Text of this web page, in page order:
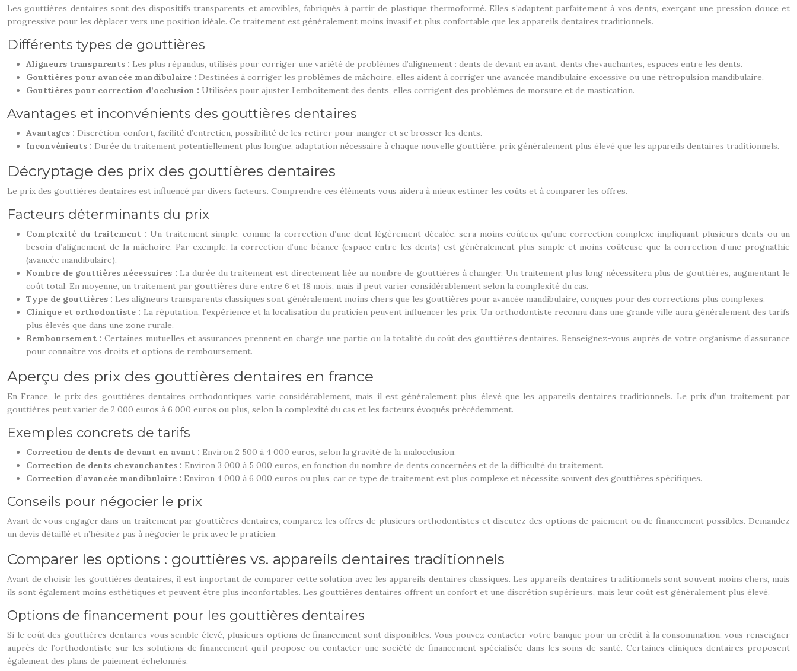
Les gouttières dentaires sont des dispositifs transparents et amovibles, fabriqués à partir de plastique thermoformé. Elles s’adaptent parfaitement à vos dents, exerçant une pression douce et
progressive pour les déplacer vers une position idéale. Ce traitement est généralement moins invasif et plus confortable que les appareils dentaires traditionnels.
Différents types de gouttières
Aligneurs transparents : Les plus répandus, utilisés pour corriger une variété de problèmes d’alignement : dents de devant en avant, dents chevauchantes, espaces entre les dents.
Gouttières pour avancée mandibulaire : Destinées à corriger les problèmes de mâchoire, elles aident à corriger une avancée mandibulaire excessive ou une rétropulsion mandibulaire.
Gouttières pour correction d’occlusion : Utilisées pour ajuster l’emboîtement des dents, elles corrigent des problèmes de morsure et de mastication.
Avantages et inconvénients des gouttières dentaires
Avantages : Discrétion, confort, facilité d’entretien, possibilité de les retirer pour manger et se brosser les dents.
Inconvénients : Durée du traitement potentiellement plus longue, adaptation nécessaire à chaque nouvelle gouttière, prix généralement plus élevé que les appareils dentaires traditionnels.
Décryptage des prix des gouttières dentaires
Le prix des gouttières dentaires est influencé par divers facteurs. Comprendre ces éléments vous aidera à mieux estimer les coûts et à comparer les offres.
Facteurs déterminants du prix
Complexité du traitement : Un traitement simple, comme la correction d’une dent légèrement décalée, sera moins coûteux qu’une correction complexe impliquant plusieurs dents ou un
besoin d’alignement de la mâchoire. Par exemple, la correction d’une béance (espace entre les dents) est généralement plus simple et moins coûteuse que la correction d’une prognathie
(avancée mandibulaire).
Nombre de gouttières nécessaires : La durée du traitement est directement liée au nombre de gouttières à changer. Un traitement plus long nécessitera plus de gouttières, augmentant le
coût total. En moyenne, un traitement par gouttières dure entre 6 et 18 mois, mais il peut varier considérablement selon la complexité du cas.
Type de gouttières : Les aligneurs transparents classiques sont généralement moins chers que les gouttières pour avancée mandibulaire, conçues pour des corrections plus complexes.
Clinique et orthodontiste : La réputation, l’expérience et la localisation du praticien peuvent influencer les prix. Un orthodontiste reconnu dans une grande ville aura généralement des tarifs
plus élevés que dans une zone rurale.
Remboursement :Certaines mutuelles et assurances prennent en charge une partie ou la totalité du coût des gouttières dentaires. Renseignez-vous auprès de votre organisme d’assurance
pour connaître vos droits et options de remboursement.
Aperçu des prix des gouttières dentaires en france
En France, le prix des gouttières dentaires orthodontiques varie considérablement, mais il est généralement plus élevé que les appareils dentaires traditionnels. Le prix d’un traitement par
gouttières peut varier de 2 000 euros à 6 000 euros ou plus, selon la complexité du cas et les facteurs évoqués précédemment.
Exemples concrets de tarifs
Correction de dents de devant en avant : Environ 2 500 à 4 000 euros, selon la gravité de la malocclusion.
Correction de dents chevauchantes : Environ 3 000 à 5 000 euros, en fonction du nombre de dents concernées et de la difficulté du traitement.
Correction d’avancée mandibulaire : Environ 4 000 à 6 000 euros ou plus, car ce type de traitement est plus complexe et nécessite souvent des gouttières spécifiques.
Conseils pour négocier le prix
Avant de vous engager dans un traitement par gouttières dentaires, comparez les offres de plusieurs orthodontistes et discutez des options de paiement ou de financement possibles. Demandez
un devis détaillé et n’hésitez pas à négocier le prix avec le praticien.
Comparer les options : gouttières vs. appareils dentaires traditionnels
Avant de choisir les gouttières dentaires, il est important de comparer cette solution avec les appareils dentaires classiques. Les appareils dentaires traditionnels sont souvent moins chers, mais
ils sont également moins esthétiques et peuvent être plus inconfortables. Les gouttières dentaires offrent un confort et une discrétion supérieurs, mais leur coût est généralement plus élevé.
Options de financement pour les gouttières dentaires
Si le coût des gouttières dentaires vous semble élevé, plusieurs options de financement sont disponibles. Vous pouvez contacter votre banque pour un crédit à la consommation, vous renseigner
auprès de l’orthodontiste sur les solutions de financement qu’il propose ou contacter une société de financement spécialisée dans les soins de santé. Certaines cliniques dentaires proposent
également des plans de paiement échelonnés.